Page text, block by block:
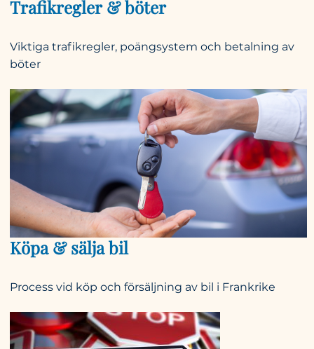
Trafikregler & böter
Viktiga trafikregler, poängsystem och betalning av
böter
Köpa & sälja bil
Process vid köp och försäljning av bil i Frankrike